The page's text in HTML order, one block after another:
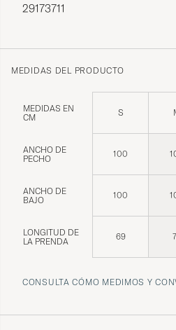
29173711
MEDIDAS DEL PRODUCTO
MEDIDAS EN
CM
S
ANCHO DE
PECHO
100
ANCHO DE
BAJO
100
LONGITUD DE
LA PRENDA
69
CONSULTA CÓMO MEDIMOS Y